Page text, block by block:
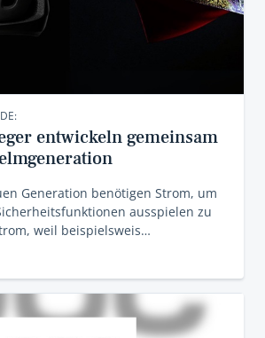
entwickeln gemeinsam
Generation benötigen Strom, um
ausspielen zu
weil beispielsweis…